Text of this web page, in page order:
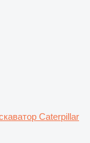
Caterpillar